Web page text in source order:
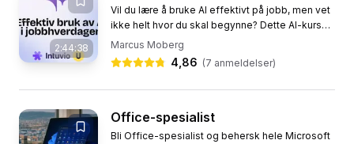
2:44:38
Vil du lære å bruke AI effektivt på jobb, men vet
ikke helt hvor du skal begynne? Dette AI-kurset
gir deg konkrete teknikker for å spare tid, jobbe
mer...
Marcus Moberg
4,86 (7 anmeldelser)
Office-spesialist
Bli Office-spesialist og behersk hele Microsoft